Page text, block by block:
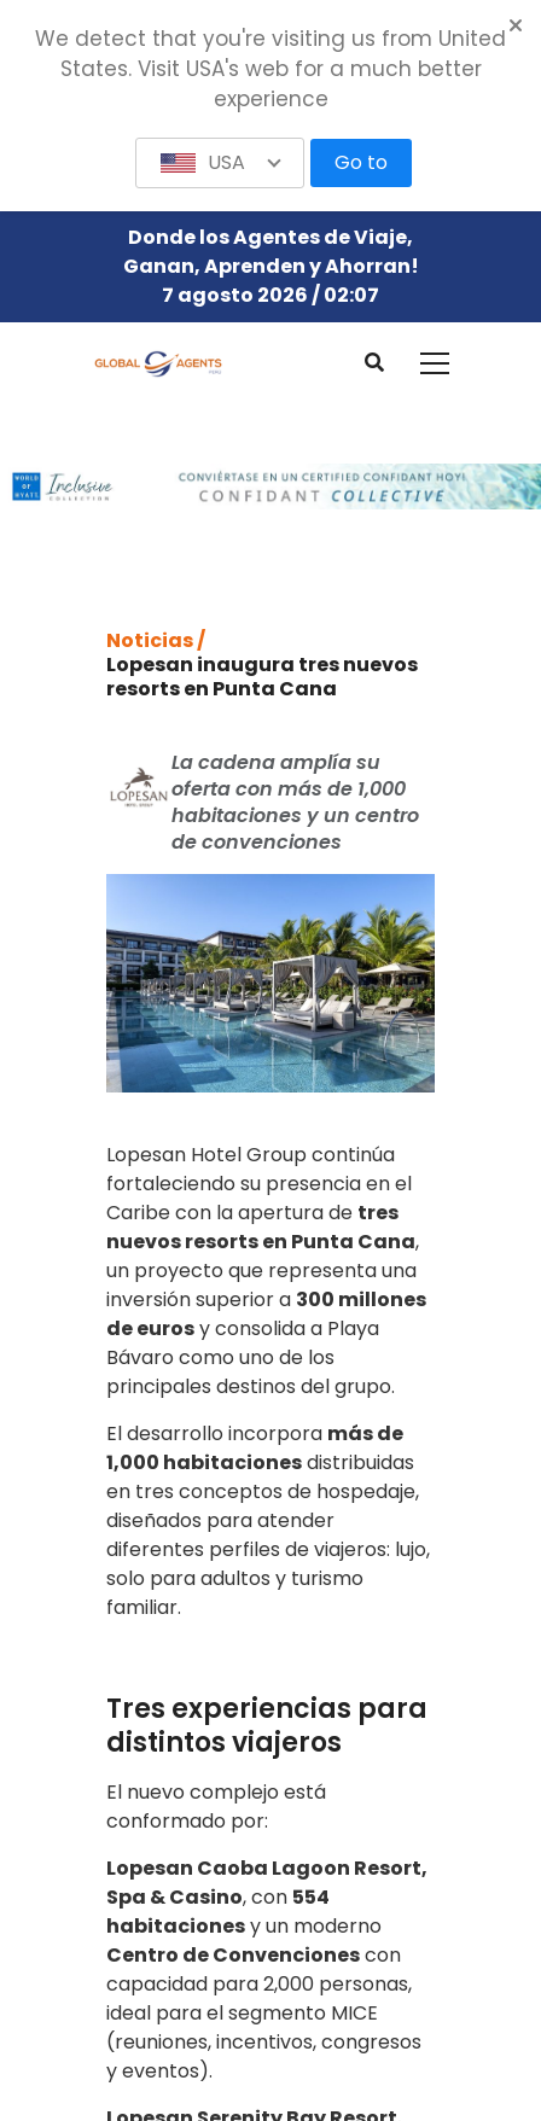
Donde los Agentes de Viaje,
Ganan, Aprenden y Ahorran!
7 agosto 2026 / 02:07
Noticias /
Lopesan inaugura tres nuevos
resorts en Punta Cana
La cadena amplía su
oferta con más de 1,000
habitaciones y un centro
de convenciones
Lopesan Hotel Group continúa
fortaleciendo su presencia en el
Caribe con la apertura de tres
nuevos resorts en Punta Cana,
un proyecto que representa una
inversión superior a 300 millones
de eurosy consolida a Playa
Bávaro como uno de los
principales destinos del grupo.
El desarrollo incorpora más de
1,000 habitacionesdistribuidas
en tres conceptos de hospedaje,
diseñados para atender
diferentes perfiles de viajeros: lujo,
solo para adultos y turismo
familiar.
Tres experiencias para
distintos viajeros
El nuevo complejo está
conformado por:
Lopesan Caoba Lagoon Resort,
Spa & Casino, con 554
habitacionesy un moderno
Centro de Convencionescon
capacidad para 2,000 personas,
ideal para el segmento MICE
(reuniones, incentivos, congresos
y eventos).
We detect that you're visiting us from United
States. Visit USA's web for a much better
experience
USA Go to